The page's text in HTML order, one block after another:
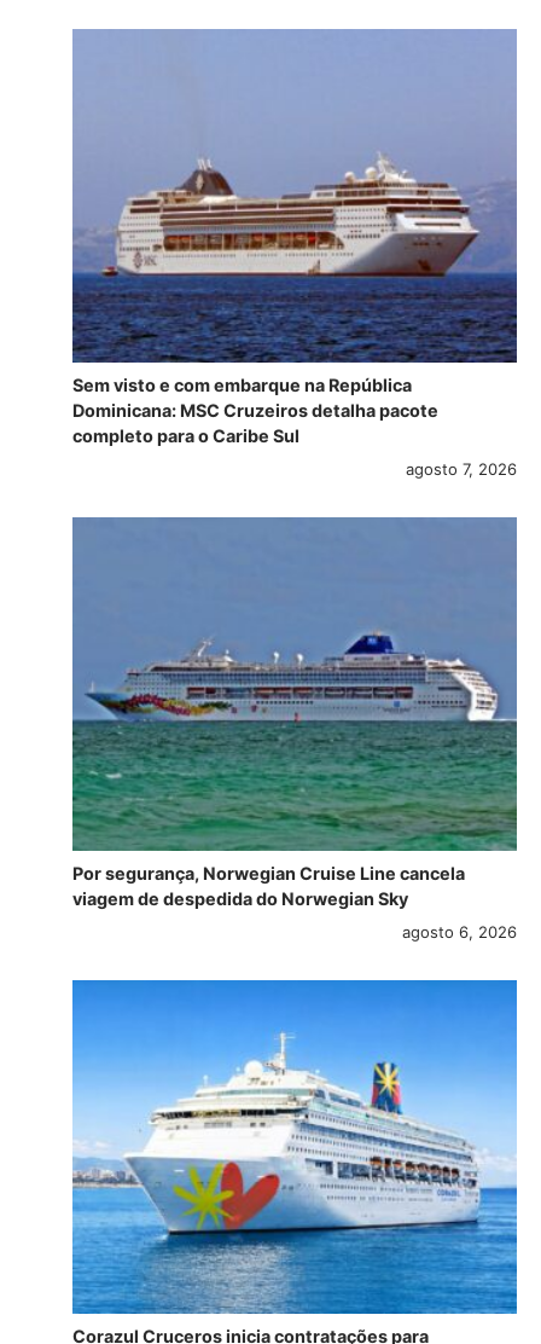
Sem visto e com embarque na República
Dominicana: MSC Cruzeiros detalha pacote
completo para o Caribe Sul
agosto 7, 2026
Por segurança, Norwegian Cruise Line cancela
viagem de despedida do Norwegian Sky
agosto 6, 2026
Corazul Cruceros inicia contratações para